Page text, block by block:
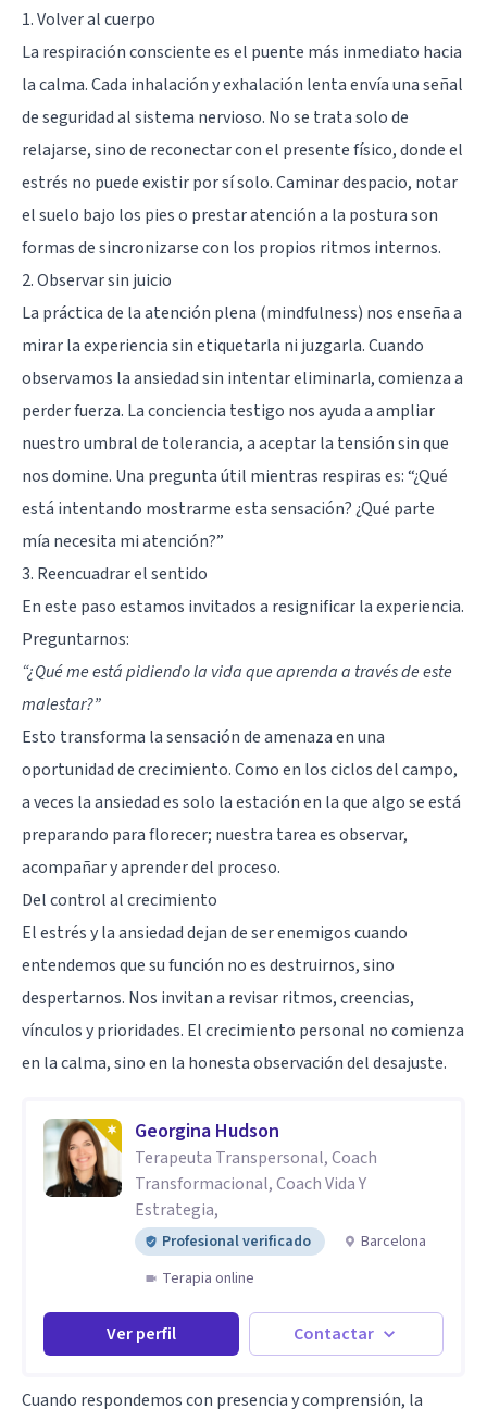
1. Volver al cuerpo
La respiración consciente es el puente más inmediato hacia
la calma. Cada inhalación y exhalación lenta envía una señal
de seguridad al sistema nervioso. No se trata solo de
relajarse, sino de reconectar con el presente físico, donde el
estrés no puede existir por sí solo. Caminar despacio, notar
el suelo bajo los pies o prestar atención a la postura son
formas de sincronizarse con los propios ritmos internos.
2. Observar sin juicio
La práctica de la atención plena (mindfulness) nos enseña a
mirar la experiencia sin etiquetarla ni juzgarla. Cuando
observamos la ansiedad sin intentar eliminarla, comienza a
perder fuerza. La conciencia testigo nos ayuda a ampliar
nuestro umbral de tolerancia, a aceptar la tensión sin que
nos domine. Una pregunta útil mientras respiras es: “¿Qué
está intentando mostrarme esta sensación? ¿Qué parte
mía necesita mi atención?”
3. Reencuadrar el sentido
En este paso estamos invitados a resignificar la experiencia.
Preguntarnos:
“¿Qué me está pidiendo la vida que aprenda a través de este
malestar?”
Esto transforma la sensación de amenaza en una
oportunidad de crecimiento. Como en los ciclos del campo,
a veces la ansiedad es solo la estación en la que algo se está
preparando para florecer; nuestra tarea es observar,
acompañar y aprender del proceso.
Del control al crecimiento
El estrés y la ansiedad dejan de ser enemigos cuando
entendemos que su función no es destruirnos, sino
despertarnos. Nos invitan a revisar ritmos, creencias,
vínculos y prioridades. El crecimiento personal no comienza
en la calma, sino en la honesta observación del desajuste.
Georgina Hudson
Terapeuta Transpersonal, Coach
Transformacional, Coach Vida Y
Estrategia,
Profesional verificado
Barcelona
Terapia online
Ver perfil Contactar
Cuando respondemos con presencia y comprensión, la